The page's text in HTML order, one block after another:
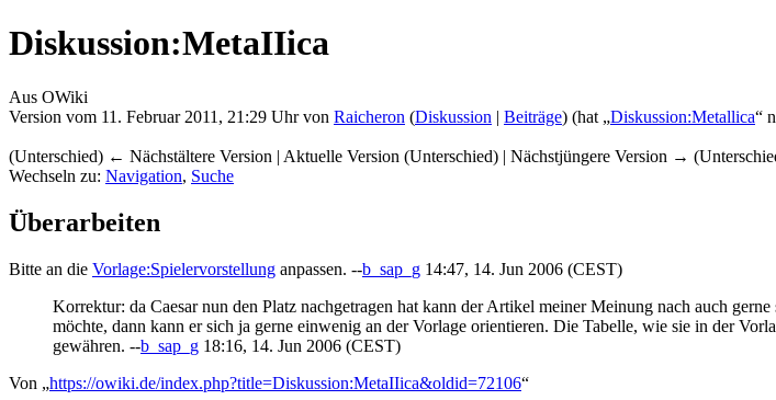
Diskussion:MetaIIica
Aus OWiki
Version vom 11. Februar 2011, 21:29 Uhr von Raicheron (Diskussion | Beiträge) (hat „Diskussion:Metallica“
(Unterschied) ← Nächstältere Version | Aktuelle Version (Unterschied) | Nächstjüngere Version →
Wechseln zu: Navigation, Suche
Überarbeiten
Bitte an die Vorlage:Spielervorstellung anpassen. --b_sap_g 14:47, 14. Jun 2006 (CEST)
Korrektur: da Caesar nun den Platz nachgetragen hat kann der Artikel meiner Meinung nach auch
möchte, dann kann er sich ja gerne einwenig an der Vorlage orientieren. Die Tabelle, wie sie in der
gewähren. --b_sap_g 18:16, 14. Jun 2006 (CEST)
Von „https://owiki.de/index.php?title=Diskussion:MetaIIica&oldid=72106“